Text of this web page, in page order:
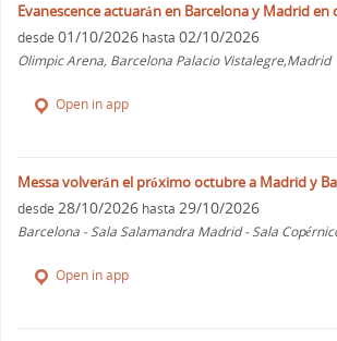
Evanescence actuarán en Barcelona y Madrid en
desde 01/10/2026 hasta 02/10/2026
Olimpic Arena, Barcelona Palacio Vistalegre,Madrid
Open in app
Messa volverán el próximo octubre a Madrid y
desde 28/10/2026 hasta 29/10/2026
Barcelona - Sala Salamandra Madrid - Sala
Open in app